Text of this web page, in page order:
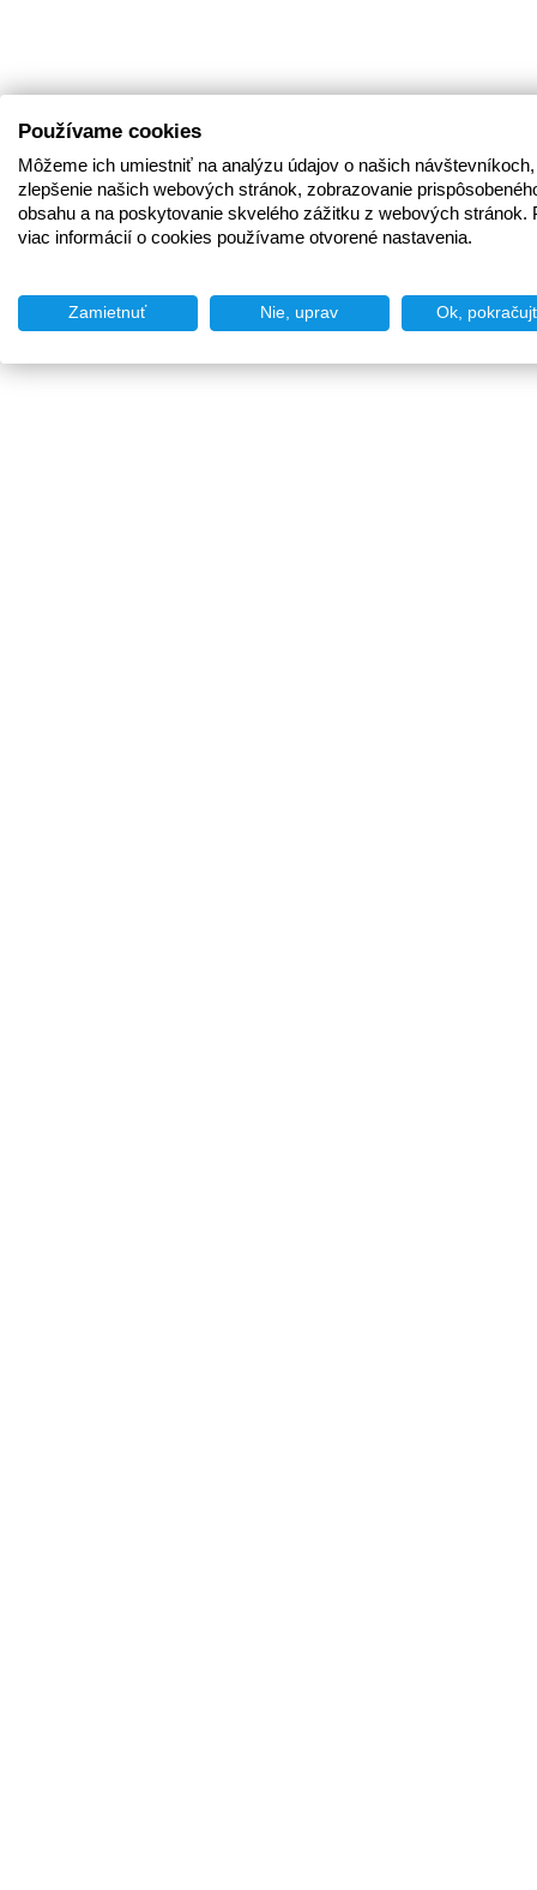
Používame cookies
Môžeme ich umiestniť na analýzu údajov o našich
zlepšenie našich webových stránok, zobrazovanie
obsahu a na poskytovanie skvelého zážitku z webových stránok.
viac informácií o cookies používame otvorené nastavenia.
Zamietnuť Nie, uprav Ok,